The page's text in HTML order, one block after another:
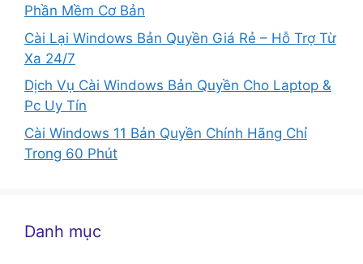
Phần Mềm Cơ Bản
Cài Lại Windows Bản Quyền Giá Rẻ – Hỗ Trợ Từ
Xa 24/7
Dịch Vụ Cài Windows Bản Quyền Cho Laptop &
Pc Uy Tín
Cài Windows 11 Bản Quyền Chính Hãng Chỉ
Trong 60 Phút
Danh mục